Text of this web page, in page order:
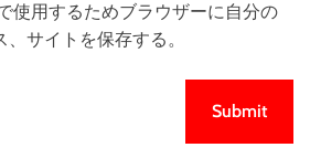
使用するためブラウザーに自分の
サイトを保存する。